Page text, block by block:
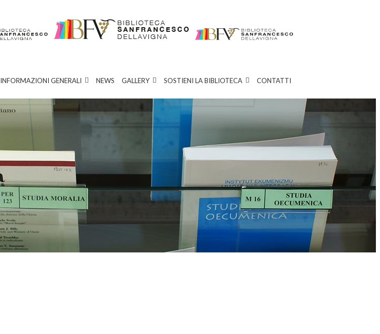
INFORMAZIONI GENERALI NEWS GALLERY SOSTIENI LA BIBLIOTECA CONTATTI